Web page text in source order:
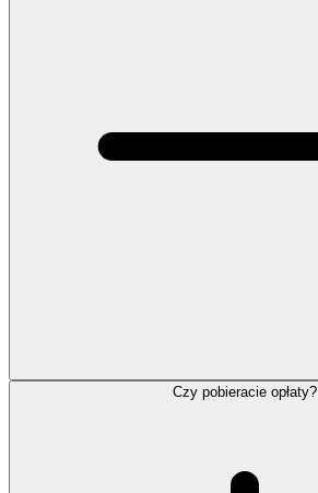
Czy pobieracie opłaty?